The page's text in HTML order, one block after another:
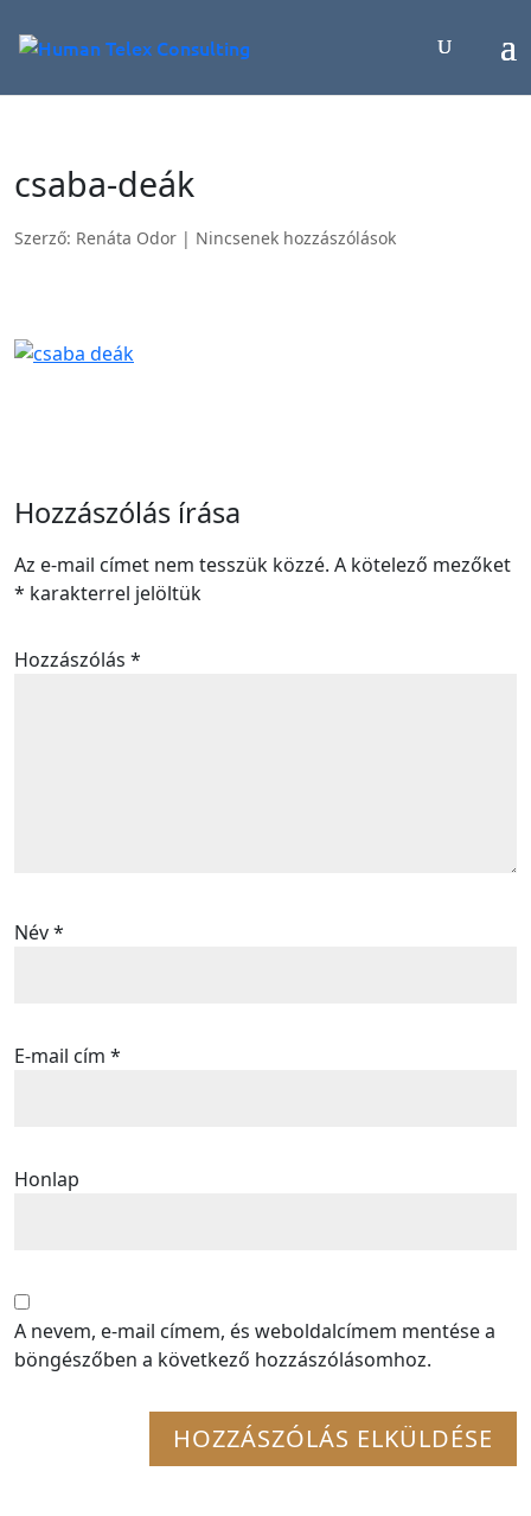
csaba-deák
Szerző: Renáta Odor | Nincsenek hozzászólások
Hozzászólás írása
Az e-mail címet nem tesszük közzé. A kötelező mezőket
* karakterrel jelöltük
Hozzászólás *
Név*
E-mail cím *
Honlap
A nevem, e-mail címem, és weboldalcímem mentése a
böngészőben a következő hozzászólásomhoz.